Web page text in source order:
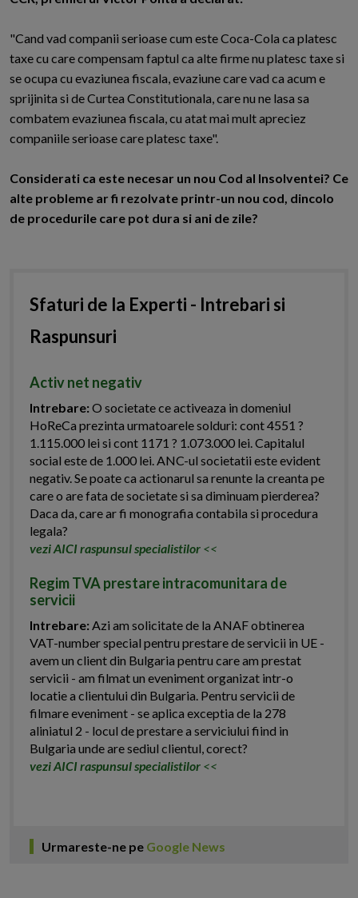
"Cand vad companii serioase cum este Coca-Cola ca platesc
taxe cu care compensam faptul ca alte firme nu platesc taxe si
se ocupa cu evaziunea fiscala, evaziune care vad ca acum e
sprijinita si de Curtea Constitutionala, care nu ne lasa sa
combatem evaziunea fiscala, cu atat mai mult apreciez
companiile serioase care platesc taxe".
Considerati ca este necesar un nou Cod al Insolventei? Ce
alte probleme ar fi rezolvate printr-un nou cod, dincolo
de procedurile care pot dura si ani de zile?
Sfaturi de la Experti - Intrebari si
Raspunsuri
Activ net negativ
Intrebare:O societate ce activeaza in domeniul
HoReCa prezinta urmatoarele solduri: cont 4551 ?
1.115.000 lei si cont 1171 ? 1.073.000 lei. Capitalul
social este de 1.000 lei. ANC-ul societatii este evident
negativ. Se poate ca actionarul sa renunte la creanta pe
care o are fata de societate si sa diminuam pierderea?
Daca da, care ar fi monografia contabila si procedura
legala?
vezi AICI raspunsul specialistilor <<
Regim TVA prestare intracomunitara de
servicii
Intrebare:Azi am solicitate de la ANAF obtinerea
VAT-number special pentru prestare de servicii in UE -
avem un client din Bulgaria pentru care am prestat
servicii - am filmat un eveniment organizat intr-o
locatie a clientului din Bulgaria. Pentru servicii de
filmare eveniment - se aplica exceptia de la 278
aliniatul 2 - locul de prestare a serviciului fiind in
Bulgaria unde are sediul clientul, corect?
vezi AICI raspunsul specialistilor <<
Urmareste-ne pe Google News